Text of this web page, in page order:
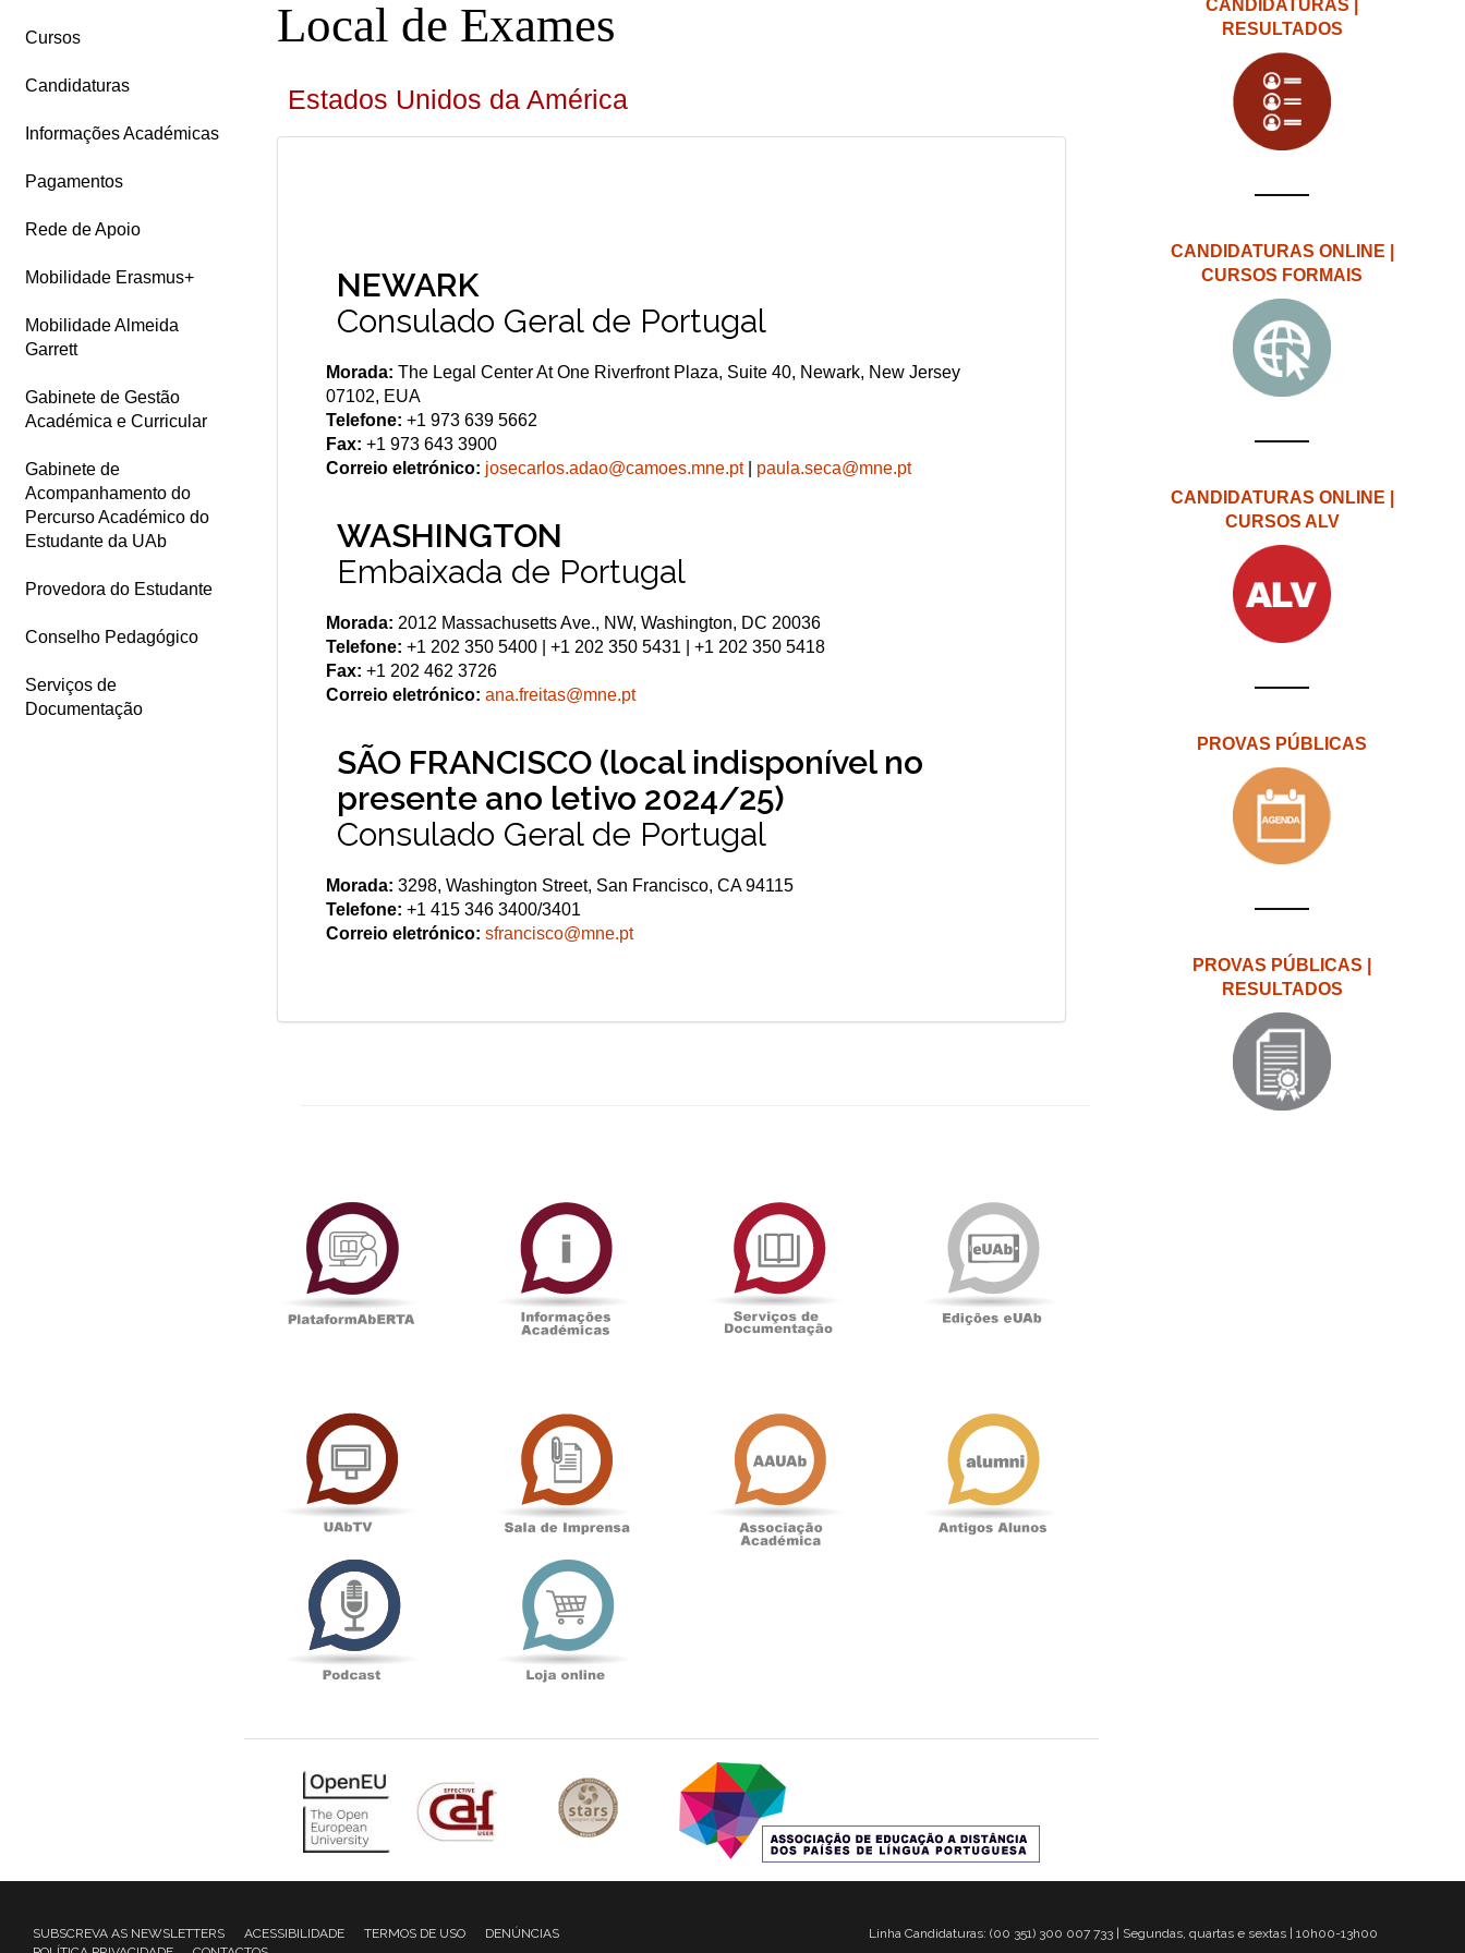
Cursos
Candidaturas
Informações Académicas
Pagamentos
Rede de Apoio
Mobilidade Erasmus+
Mobilidade Almeida
Garrett
Gabinete de Gestão
Académica e Curricular
Gabinete de
Acompanhamento do
Percurso Académico do
Estudante da UAb
Provedora do Estudante
Conselho Pedagógico
Serviços de
Documentação
Local de Exames
Estados Unidos da América
NEWARK
Consulado Geral de Portugal
Morada: The Legal Center At One Riverfront Plaza, Suite 40, Newark, New Jersey
07102, EUA
Telefone: +1 973 639 5662
Fax: +1 973 643 3900
Correio eletrónico: josecarlos.adao@camoes.mne.pt| paula.seca@mne.pt
WASHINGTON
Embaixada de Portugal
Morada: 2012 Massachusetts Ave., NW, Washington, DC 20036
Telefone: +1 202 350 5400 | +1 202 350 5431 | +1 202 350 5418
Fax: +1 202 462 3726
Correio eletrónico: ana.freitas@mne.pt
SÃO FRANCISCO (local indisponível no
presente ano letivo 2024/25)
Consulado Geral de Portugal
Morada: 3298, Washington Street, San Francisco, CA 94115
Telefone: +1 415 346 3400/3401
Correio eletrónico: sfrancisco@mne.pt
CANDIDATURAS |
RESULTADOS
CANDIDATURAS ONLINE |
CURSOS FORMAIS
CANDIDATURAS ONLINE |
CURSOS ALV
PROVAS PÚBLICAS
PROVAS PÚBLICAS |
RESULTADOS
PlataformAberta
Académicas
Documentação
SUBSCREVA AS NEWSLETTERS ACESSIBILIDADE TERMOS DE USO
DENÚNCIAS
Linha Candidaturas: (00 351) 300 007 733 | Segundas, quartas e sextas | 10h00-13h00